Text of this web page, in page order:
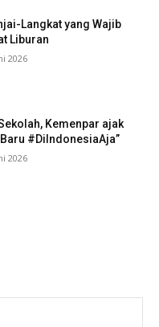
Langkat yang Wajib
Liburan
2026
Kemenpar ajak
#DiIndonesiaAja”
2026